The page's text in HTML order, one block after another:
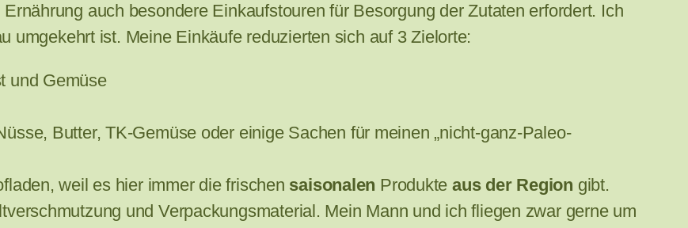
auch besondere Einkaufstouren für Besorgung der Zutaten erfordert. Ich
umgekehrt ist. Meine Einkäufe reduzierten sich auf 3 Zielorte:
und Gemüse
Butter, TK-Gemüse oder einige Sachen für meinen „nicht-ganz-Paleo-
weil es hier immer die frischen saisonalen Produkteaus der Region gibt.
und Verpackungsmaterial. Mein Mann und ich fliegen zwar gerne um